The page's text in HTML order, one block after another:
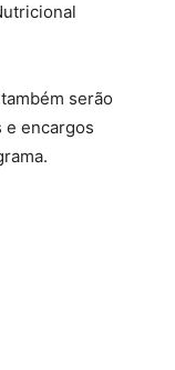
serão
e encargos